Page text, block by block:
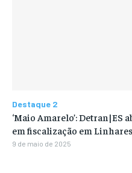
Destaque 2
‘Maio Amarelo’: Detran|ES
em fiscalização em Linhares
9 de maio de 2025